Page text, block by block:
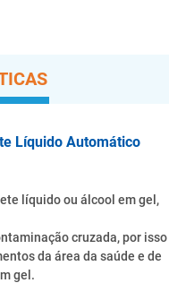
Líquido Automático
líquido ou álcool em gel,
cruzada, por isso
da área da saúde e de
gel.